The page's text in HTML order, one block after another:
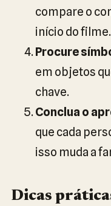
compare o
início do filme.
Procure
em objetos
chave.
Conclua o
que cada
isso muda a
Dicas